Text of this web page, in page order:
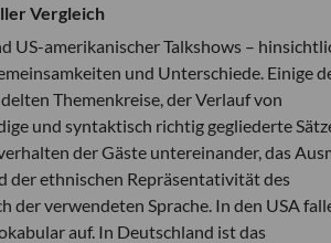
Vergleich
US-amerikanischer Talkshows –
und Unterschiede. Einige
Themenkreise, der Verlauf von
und syntaktisch richtig gegliederte
der Gäste untereinander, das
der ethnischen Repräsentativität des
verwendeten Sprache. In den USA
auf. In Deutschland ist das